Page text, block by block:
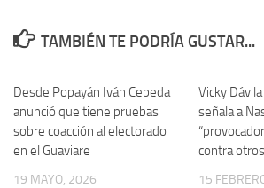
TAMBIÉN TE PODRÍA GUSTAR...
Desde Popayán Iván Cepeda
anunció que tiene pruebas
sobre coacción al electorado
en el Guaviare
19 MAYO, 2026
Vicky
señala a
contra
15